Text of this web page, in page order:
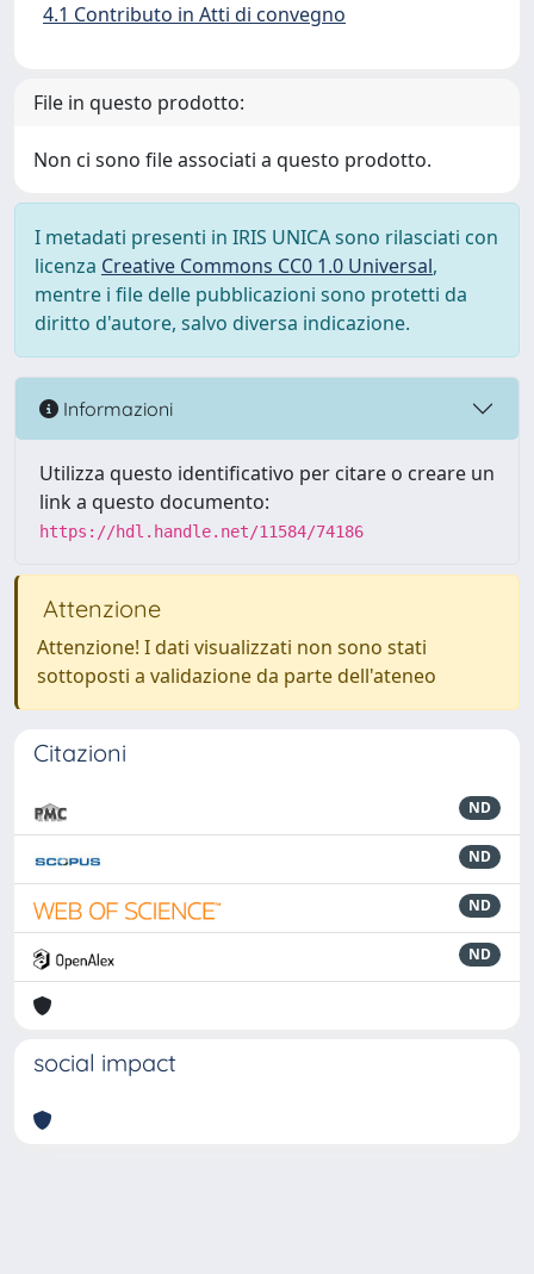
4.1 Contributo in Atti di convegno
File in questo prodotto:
Non ci sono file associati a questo prodotto.
I metadati presenti in IRIS UNICA sono rilasciati con
licenza Creative Commons CC0 1.0 Universal,
mentre i file delle pubblicazioni sono protetti da
diritto d'autore, salvo diversa indicazione.
Informazioni
Utilizza questo identificativo per citare o creare un
link a questo documento:
https://hdl.handle.net/11584/74186
Attenzione
Attenzione! I dati visualizzati non sono stati
sottoposti a validazione da parte dell'ateneo
Citazioni
ND
ND
ND
ND
social impact